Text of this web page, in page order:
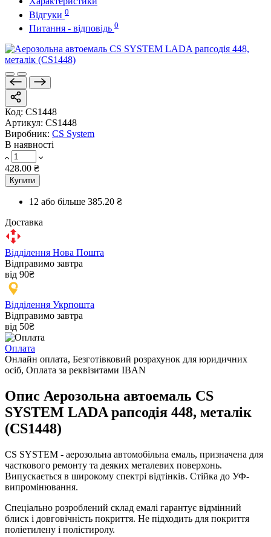
Відгуки 0
Питання - відповідь 0
Код: CS1448
Артикул: CS1448
Виробник: CS System
В наявності
428.00 ₴
Купити
12 або більше 385.20 ₴
Доставка
Відділення Нова Пошта
Відправимо завтра
від 90₴
Відділення Укрпошта
Відправимо завтра
від 50₴
Оплата
Онлайн оплата, Безготівковий розрахунок для юридичних
осіб, Оплата за реквізитами IBAN
Опис Аерозольна автоемаль CS
SYSTEM LADA рапсодія 448, металік
(CS1448)
CS SYSTEM - аерозольна автомобільна емаль, призначена для
часткового ремонту та деяких металевих поверхонь.
Випускається в широкому спектрі відтінків. Стійка до УФ-
випромінювання.
Спеціально розроблений склад емалі гарантує відмінний
блиск і довговічність покриття. Не підходить для покриття
поліетилену і полістиролу.